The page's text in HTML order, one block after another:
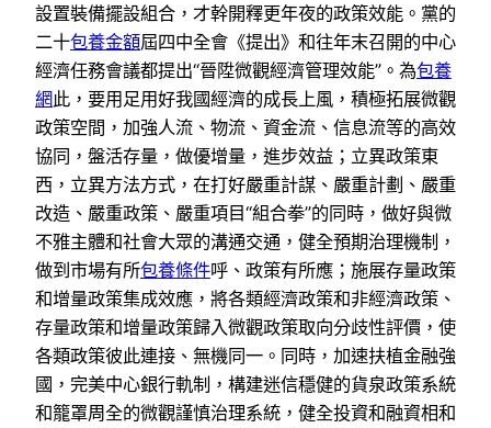
設置裝備擺設組合，才幹開釋更年夜的政策效能。黨的
二十包養金額屆四中全會《提出》和往年末召開的中心
經濟任務會議都提出“晉陞微觀經濟管理效能”。為包養
網此，要用足用好我國經濟的成長上風，積極拓展微觀
政策空間，加強人流、物流、資金流、信息流等的高效
協同，盤活存量，做優增量，進步效益；立異政策東
西，立異方法方式，在打好嚴重計謀、嚴重計劃、嚴重
改造、嚴重政策、嚴重項目“組合拳”的同時，做好與微
不雅主體和社會大眾的溝通交通，健全預期治理機制，
做到市場有所包養條件呼、政策有所應；施展存量政策
和增量政策集成效應，將各類經濟政策和非經濟政策、
存量政策和增量政策歸入微觀政策取向分歧性評價，使
各類政策彼此連接、無機同一。同時，加速扶植金融強
國，完美中心銀行軌制，構建迷信穩健的貨泉政策系統
和籠罩周全的微觀謹慎治理系統，健全投資和融資相和